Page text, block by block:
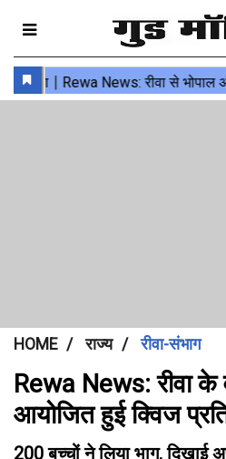
HOME राज्य रीवा-संभाग
Rewa News: रीवा
आयोजित हुई क्विज
200 बच्चों ने लिया भाग, दिखाई